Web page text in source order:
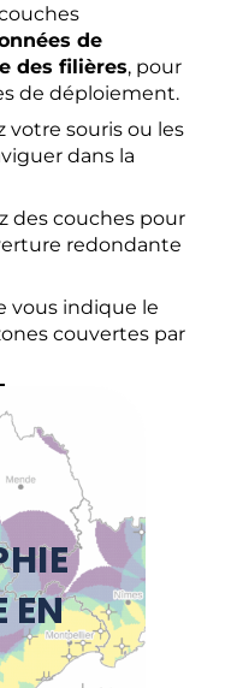
de
des filières, pour
de déploiement.
votre souris ou les
dans la
des couches pour
redondante
vous indique le
couvertes par
EN